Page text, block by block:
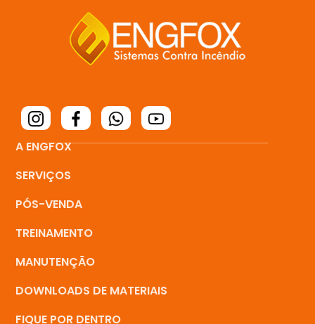
A ENGFOX
SERVIÇOS
PÓS-VENDA
TREINAMENTO
MANUTENÇÃO
DOWNLOADS DE MATERIAIS
FIQUE POR DENTRO